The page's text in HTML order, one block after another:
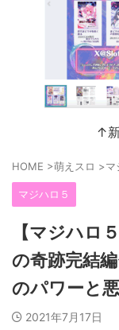
↑
HOME >萌えスロ >マ
マジハロ５
【マジハロ
の奇跡完結
のパワーと
2021年7月17日